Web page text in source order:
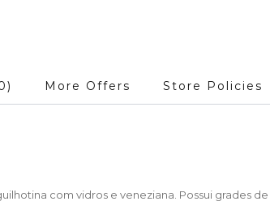
More Offers Store Policies
com vidros e veneziana. Possui grades